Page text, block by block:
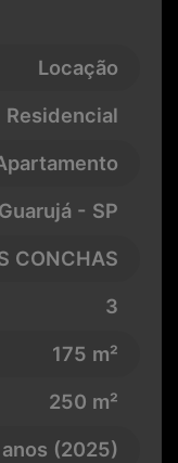
Locação
Residencial
Guarujá - SP
CONCHAS
3
175 m²
250 m²
anos (2025)